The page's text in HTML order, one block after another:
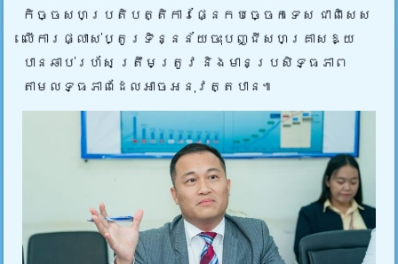
កិច្ចសហប្រតិបត្តិការផ្នែកបច្ចេកទេស ជាពិសេស
លើការផ្លាស់ប្តូរទិន្នន័យចុះបញ្ជីសហគ្រាសឱ្យ
បានឆាប់រហ័ស ត្រឹមត្រូវ និងមានប្រសិទ្ធភាព
តាមលទ្ធភាពដែលអាចអនុវត្តបាន៕